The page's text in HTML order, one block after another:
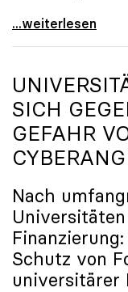
uniko-Präsidentin
...weiterlesen
SICH
GEFAHR
Nach
Schutz von